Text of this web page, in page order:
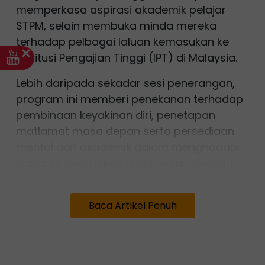
memperkasa aspirasi akademik pelajar
STPM, selain membuka minda mereka
terhadap pelbagai laluan kemasukan ke
Institusi Pengajian Tinggi (IPT) di Malaysia.
Lebih daripada sekadar sesi penerangan,
program ini memberi penekanan terhadap
pembinaan keyakinan diri, penetapan
matlamat masa depan serta persediaan
melangkah daripada bicara kepada
aspirasi, seterusnya ke menara gading.
Baca Artikel Penuh